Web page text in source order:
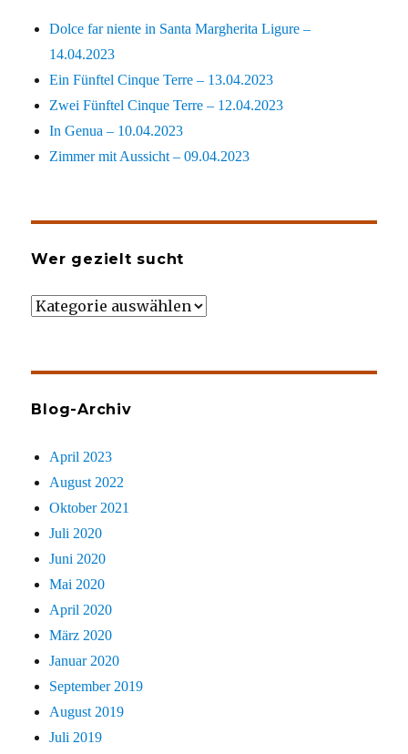
Dolce far niente in Santa Margherita Ligure –
14.04.2023
Ein Fünftel Cinque Terre – 13.04.2023
Zwei Fünftel Cinque Terre – 12.04.2023
In Genua – 10.04.2023
Zimmer mit Aussicht – 09.04.2023
Wer gezielt sucht
Wer
Blog-Archiv
April 2023
August 2022
Oktober 2021
Juli 2020
Juni 2020
Mai 2020
April 2020
März 2020
Januar 2020
September 2019
August 2019
Juli 2019